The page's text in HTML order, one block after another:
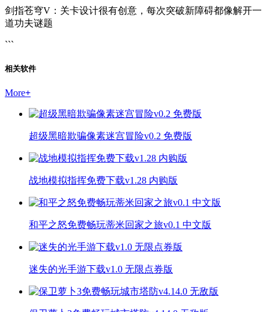
剑指苍穹V：关卡设计很有创意，每次突破新障碍都像解开一
道功夫谜题
```
相关软件
More+
超级黑暗欺骗像素迷宫冒险v0.2 免费版
战地模拟指挥免费下载v1.28 内购版
和平之怒免费畅玩蒂米回家之旅v0.1 中文版
迷失的光手游下载v1.0 无限点券版